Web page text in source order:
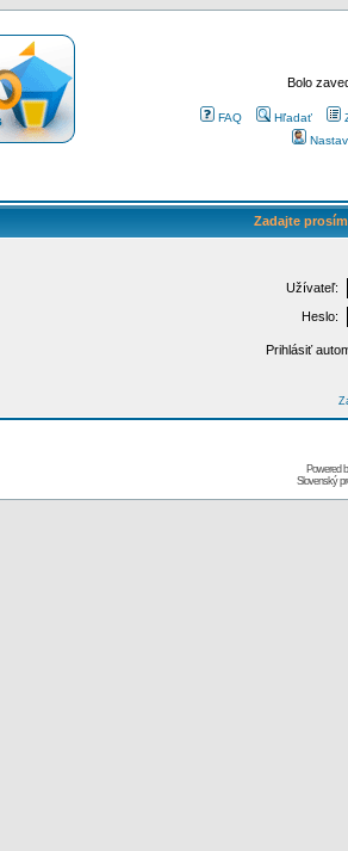
Bolo
FAQ Hľadať
Zadajte
Užívateľ:
Heslo:
Prihlásiť
Powered
Slovenský